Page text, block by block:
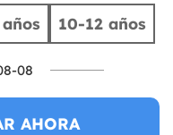
10-12 años
08
AHORA